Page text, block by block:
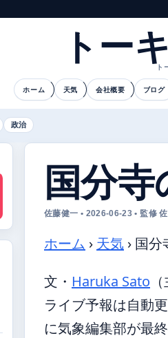
トー ト
ホーム 天気 会社概要 ブログ
政治
国分
佐藤健一 • 2026-06-23 • 監修
ホーム › 天気 › 国分
文・ Haruka Sato
ライブ予報は自動
に気象編集部が最